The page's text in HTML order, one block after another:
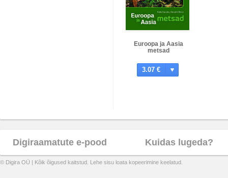
Euroopa ja Aasia
metsad
3.07 €
Digiraamatute e-pood Kuidas lugeda?
© Digira OÜ | Kõik õigused kaitstud. Lehe sisu loata kopeerimine keelatud.